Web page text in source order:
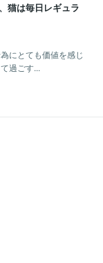
猫は毎日レギュラ
にとても価値を感じ
過ごす...